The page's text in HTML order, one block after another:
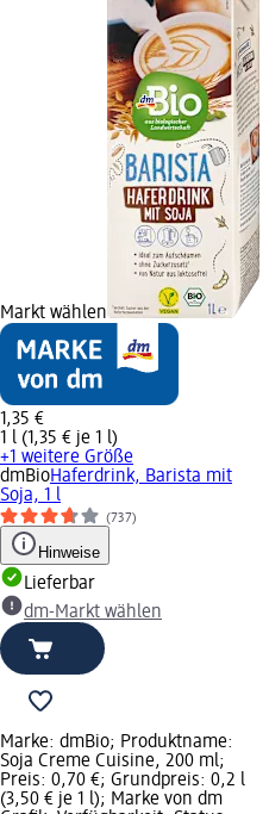
Markt wählen
1,35 €
1 l (1,35 € je 1 l)
+1 weitere Größe
dmBioHaferdrink, Barista mit
Soja, 1 l
(737)
Hinweise
Lieferbar
dm-Markt wählen
Marke: dmBio; Produktname:
Soja Creme Cuisine, 200 ml;
Preis: 0,70 €; Grundpreis: 0,2 l
(3,50 € je 1 l); Marke von dm